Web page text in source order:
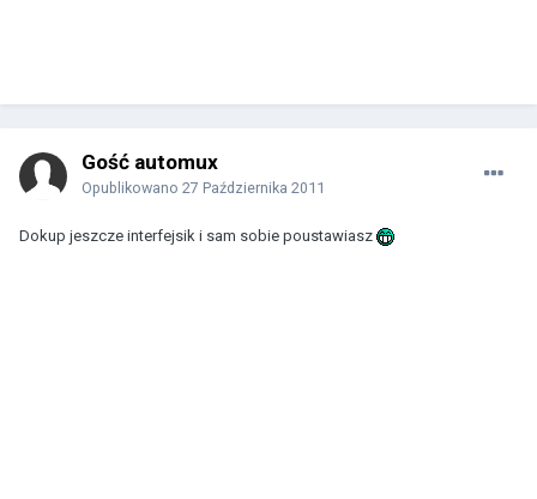
Gość automux
Opublikowano 27 Października 2011
Dokup jeszcze interfejsik i sam sobie poustawiasz